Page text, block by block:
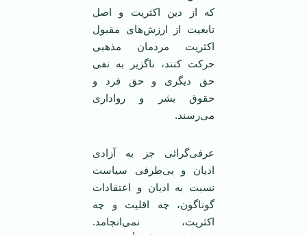
که از دین اکثریت و اصل
تابعیت از ارزش‌های مقبول
اکثریت مردمان مذهبی
حرکت کنند، ناگزیر به نفی
حق دیگری و حق فرد و
حقوق بشر و رواداری
می‌رسند.
عرفی‌گرائی جز به آزادی
ادیان و بی‌طرفی سیاست
نسبت به ادیان و اعتقادات
گوناگون، چه اقلیت و چه
اکثریت، نمی‌انجامد.